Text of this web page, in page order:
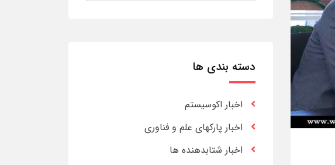
دسته بندی ها
اخبار اکوسیستم
اخبار پارکهای علم و فناوری
اخبار شتابدهنده ها